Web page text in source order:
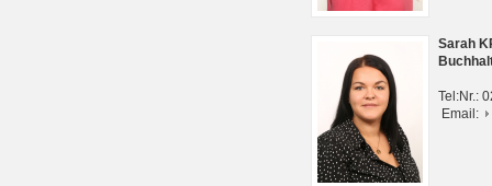
Sarah
Tel:Nr.:
Email: